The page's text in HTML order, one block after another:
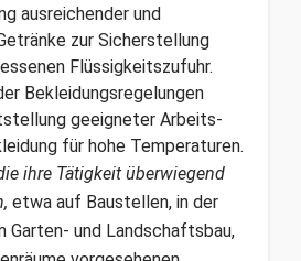
ausreichender und
zur Sicherstellung
Flüssigkeitszufuhr.
Bekleidungsregelungen
geeigneter Arbeits-
für hohe Temperaturen.
ihre Tätigkeit überwiegend
etwa auf Baustellen, in der
Garten- und Landschaftsbau,